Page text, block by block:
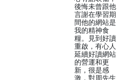
後悔未曾跟他
言謝在學習期
間他的網站是
我的精神食
糧。見到好讀
重啟，有心人
延續好讀網站
的營運和更
新，很是感
激，對周先生